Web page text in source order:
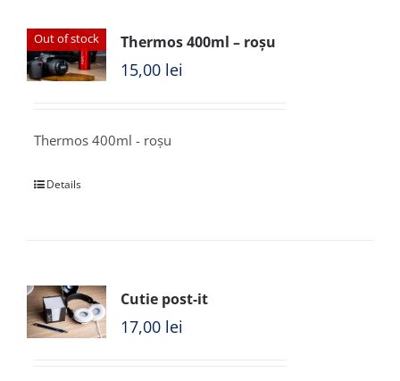
Out of stock Thermos 400ml – roșu
15,00 lei
Thermos 400ml - roșu
Details
Cutie post-it
17,00 lei